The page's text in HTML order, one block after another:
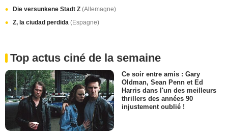
Die versunkene Stadt Z (Allemagne)
Z, la ciudad perdida (Espagne)
Top actus ciné de la semaine
Ce soir entre amis : Gary
Oldman, Sean Penn et Ed
Harris dans l'un des meilleurs
thrillers des années 90
injustement oublié !